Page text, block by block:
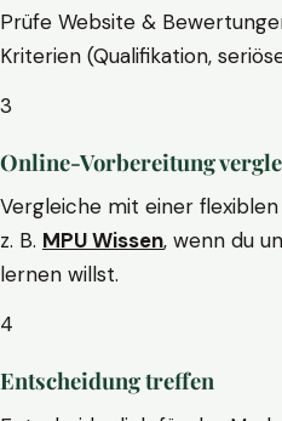
Prüfe Website &
Kriterien (Qualifikation,
3
Online-Vorbereitung
Vergleiche mit einer
z. B. MPU Wissen, wenn du
lernen willst.
4
Entscheidung treffen